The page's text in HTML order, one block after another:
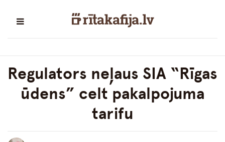
Regulators neļaus SIA “Rīgas
ūdens” celt pakalpojuma
tarifu